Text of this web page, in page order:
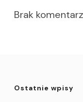
Brak
Ostatnie wpisy